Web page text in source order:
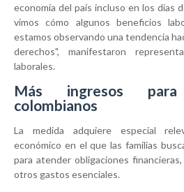
economía del país incluso en los días
vimos cómo algunos beneficios
estamos observando una tendencia
derechos", manifestaron
laborales.
Más ingresos
colombianos
La medida adquiere especial
económico en el que las familias
para atender obligaciones
otros gastos esenciales.